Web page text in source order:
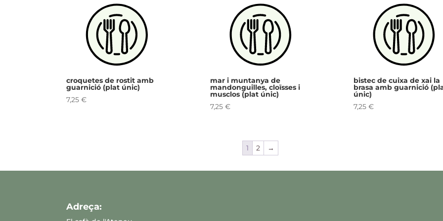
croquetes de rostit amb
guarnició (plat únic)
7,25€
mar i muntanya de
mandonguilles, cloïsses i
musclos (plat únic)
7,25 €
bistec de cuixa de xai la
brasa amb guarnició
únic)
7,25 €
1 2 →
Adreça: